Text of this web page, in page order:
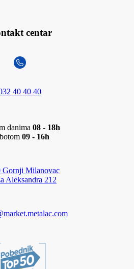
centar
40 40 40
danima 08 - 18h
09 - 16h
Gornji Milanovac
Aleksandra 212